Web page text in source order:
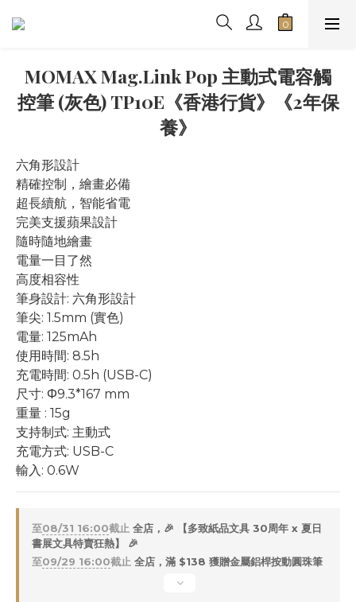
MOMAX Mag.Link Pop 主動式電容觸
控筆 (灰色) TP10E《香港行貨》《2年保
養》
六角形設計
精確控制，繪畫必備
超長續航，智能省電
完美支援蘋果設計
隨時隨地繪畫
電量一目了然
高度相容性
筆身設計: 六角形設計
筆尖: 1.5mm (實色)
電量: 125mAh
使用時間: 8.5h
充電時間: 0.5h (USB-C)
尺寸: Φ9.3*167 mm
重量 : 15g
支持制式: 主動式
充電方式: USB-C
輸入: 0.6W
至08/31 16:00截止 全店，🎉 【多致紙品文具 30周年 x 夏日
書展文具特賣狂熱】 🎉
至09/29 16:00截止 全店，滿 $138 獲贈金屬鋁桿按動圓珠筆